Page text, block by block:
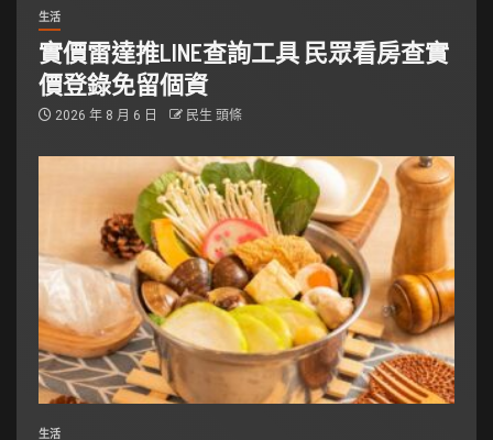
生活
實價雷達推LINE查詢工具 民眾看房查實
價登錄免留個資
2026 年 8 月 6 日 民生 頭條
生活